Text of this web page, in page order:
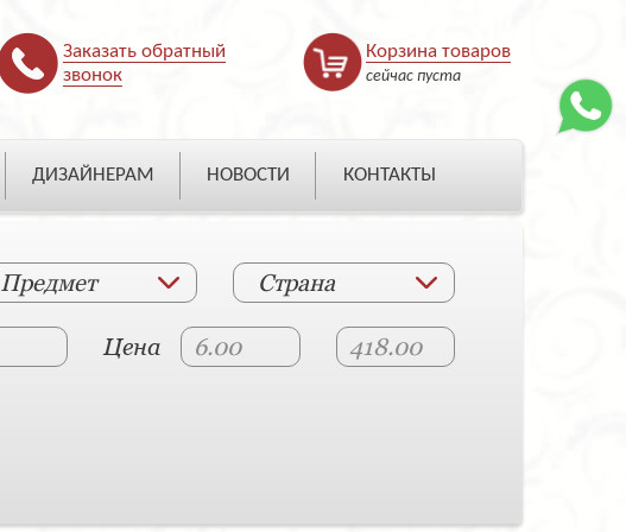
Заказать обратный
звонок
Корзина товаров
сейчас пуста
ДИЗАЙНЕРАМ НОВОСТИ КОНТАКТЫ
Предмет Страна
Цена